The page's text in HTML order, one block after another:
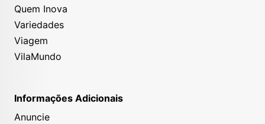
Quem Inova
Variedades
Viagem
VilaMundo
Informações Adicionais
Anuncie